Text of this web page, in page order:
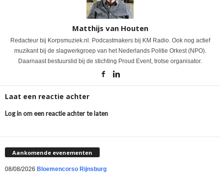
Matthijs van Houten
Redacteur bij Korpsmuziek.nl. Podcastmakers bij KM Radio. Ook nog actief
muzikant bij de slagwerkgroep van het Nederlands Politie Orkest (NPO).
Daarnaast bestuurslid bij de stichting Proud Event, trotse organisator.
Laat een reactie achter
Log in om een reactie achter te laten
Aankomende evenementen
08/08/2026 Bloemencorso Rijnsburg